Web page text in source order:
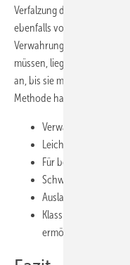
Verfalzung der
ebenfalls vorgefertigten
Verwahrung angebracht.
müssen, liegen sie solange
an, bis sie mit dem
Methode hat gleich mehrere
Verwahrung ohne
Leichter Transport
Für besonders hohe
Schwieriges
Ausladende
Klassische Stehfalz-
ermöglichen den